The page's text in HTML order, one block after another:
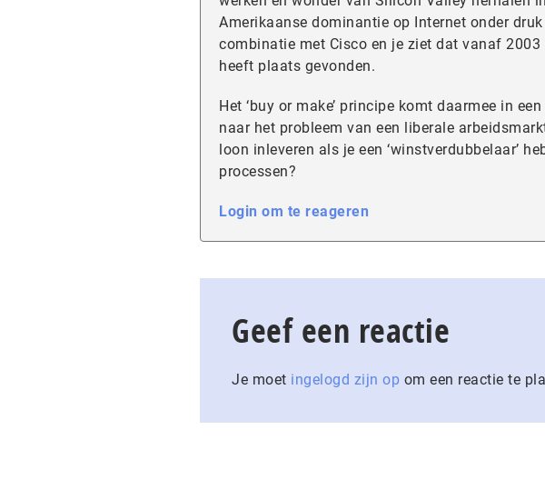
Amerikaanse dominantie op Internet onder druk
combinatie met Cisco en je ziet dat vanaf
heeft plaats gevonden.
Het ‘buy or make’ principe komt daarmee in
naar het probleem van een liberale
loon inleveren als je een ‘winstverdubbelaar’
processen?
Login om te reageren
Geef een reactie
Je moet ingelogd zijn op om een reactie te